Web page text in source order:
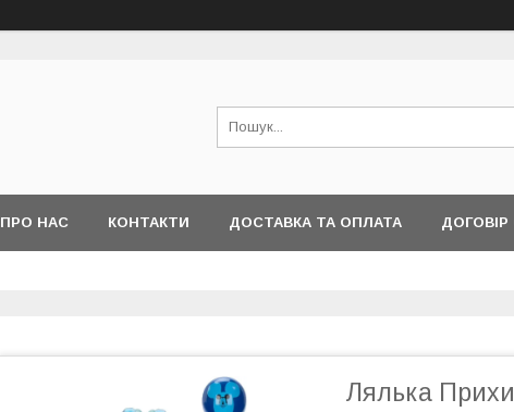
ПРО НАС КОНТАКТИ ДОСТАВКА ТА ОПЛАТА
Лялька